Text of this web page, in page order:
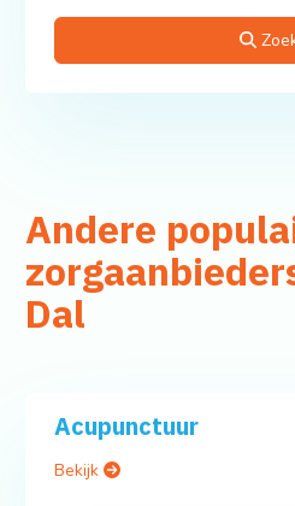
Andere
Dal
Acupunctuur
Bekijk